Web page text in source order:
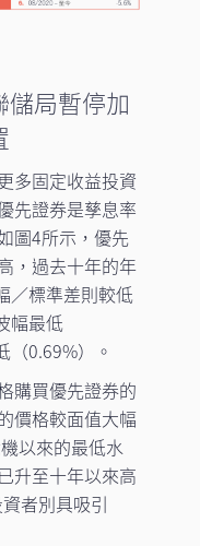
局暫停加
多固定收益投資
先證券是孳息率
圖4所示，優先
，過去十年的年
／標準差則較低
幅最低
（0.69%）。
購買優先證券的
價格較面值大幅
以來的最低水
升至十年以來高
者別具吸引